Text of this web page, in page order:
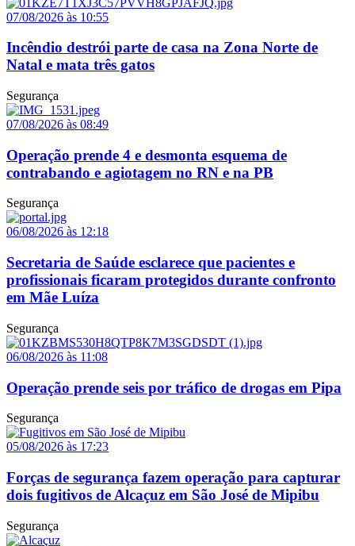
07/08/2026 às 10:55
Incêndio destrói parte de casa na Zona Norte de
Natal e mata três gatos
Segurança
07/08/2026 às 08:49
Operação prende 4 e desmonta esquema de
contrabando e agiotagem no RN e na PB
Segurança
06/08/2026 às 12:18
Secretaria de Saúde esclarece que pacientes e
profissionais ficaram protegidos durante confronto
em Mãe Luíza
Segurança
06/08/2026 às 11:08
Operação prende seis por tráfico de drogas em Pipa
Segurança
05/08/2026 às 17:23
Forças de segurança fazem operação para capturar
dois fugitivos de Alcaçuz em São José de Mipibu
Segurança